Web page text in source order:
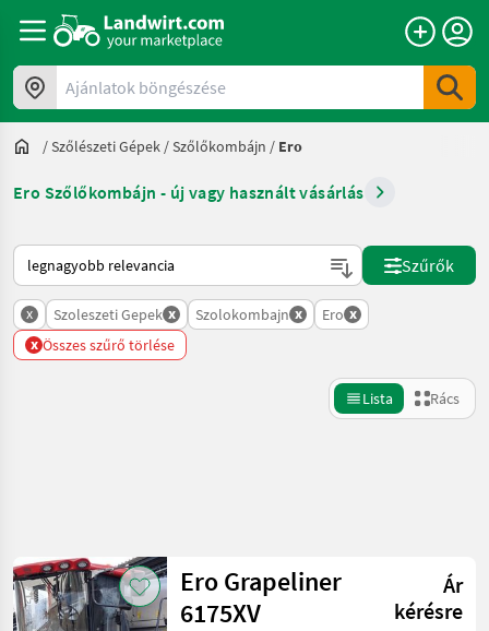
Ajánlatok böngészése
/Szőlészeti Gépek /Szőlőkombájn / Ero
Ero Szőlőkombájn - új vagy használt vásárlás
Így van sorba rendezve a Landwirt.com-on
Szűrők
x Szoleszeti Gepek x Szolokombajn x Ero x
x Összes szűrő törlése
Lista Rács
Kategória 4 Ország Szűrők
Ero Grapeliner
6175XV
Ár
kérésre